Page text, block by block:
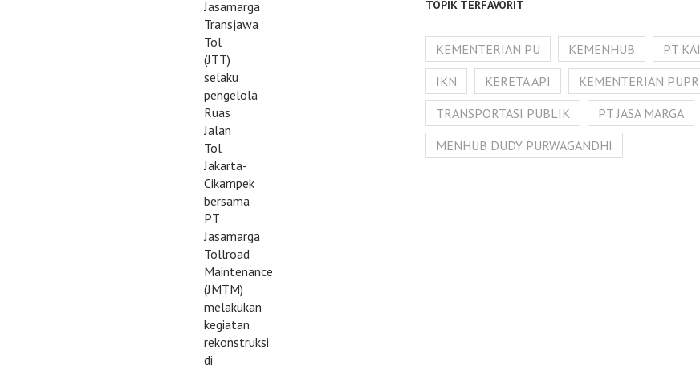
Jasamarga
Transjawa
Tol
(JTT)
selaku
pengelola
Ruas
Jalan
Tol
Jakarta-
Cikampek
bersama
PT
Jasamarga
Tollroad
Maintenance
(JMTM)
melakukan
kegiatan
rekonstruksi
di
TOPIK TERFAVORIT
KEMENTERIAN PU KEMENHUB PT KAI
IKN
KERETA API KEMENTERIAN PUPR
TRANSPORTASI PUBLIK
PT JASA MARGA
MENHUB DUDY PURWAGANDHI